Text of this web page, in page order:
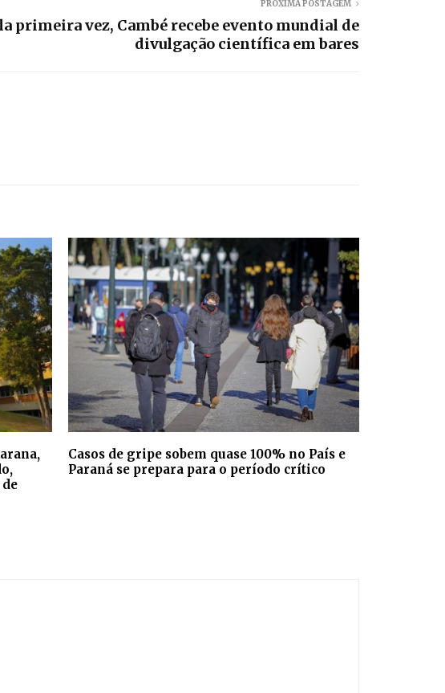
PRÓXIMA POSTAGEM
primeira vez, Cambé recebe evento mundial de
divulgação científica em bares
Casos de gripe sobem quase 100% no País e
Paraná se prepara para o período crítico